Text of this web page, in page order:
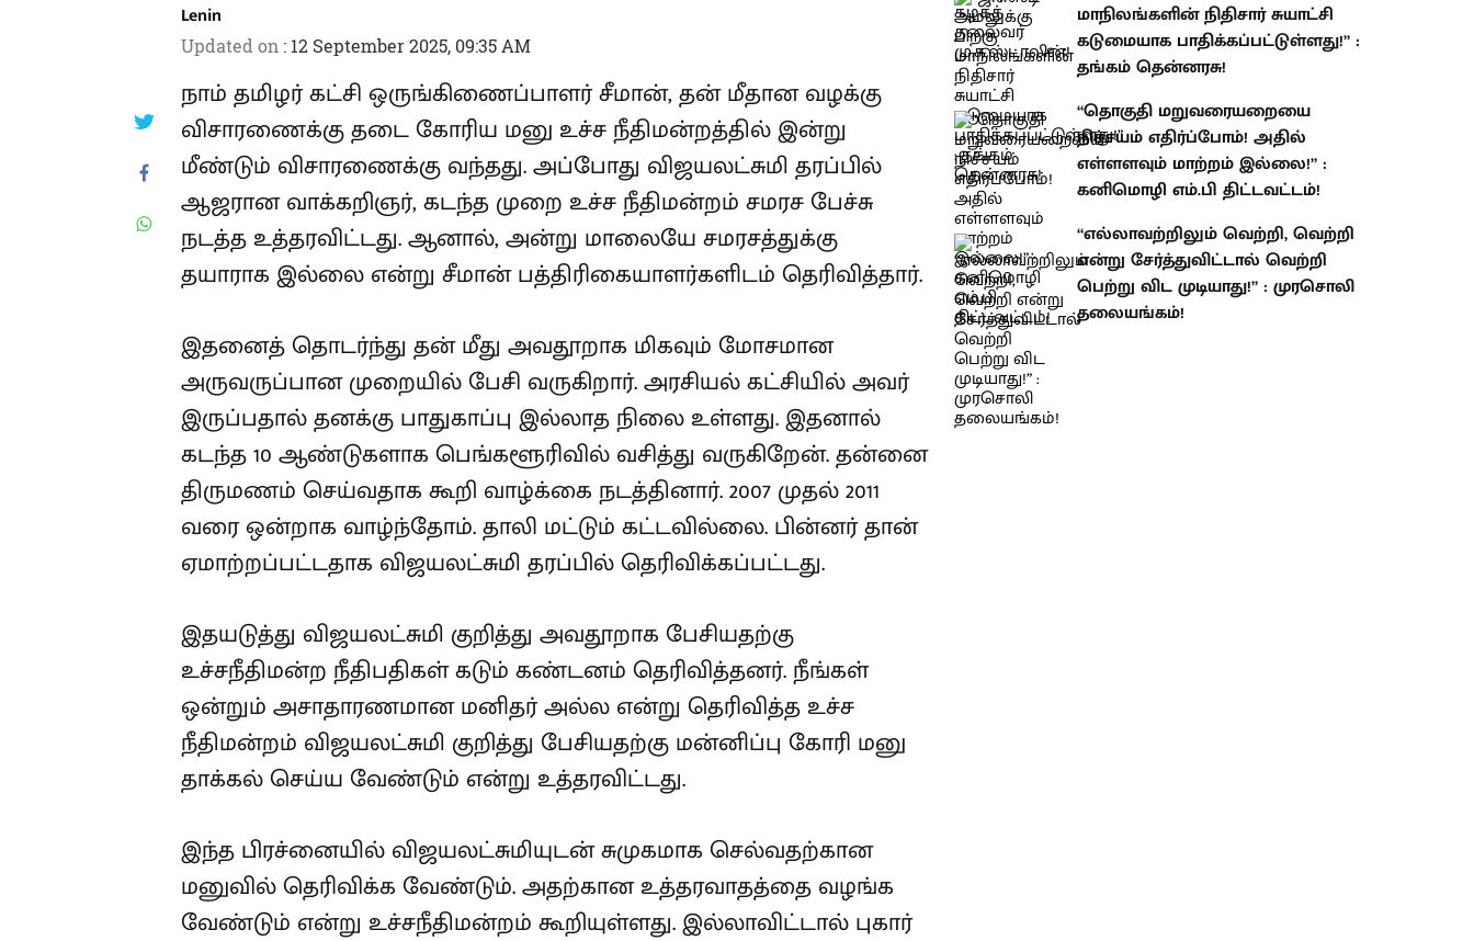
Lenin
Updated on : 12 September 2025, 09:35 AM
நாம் தமிழர் கட்சி ஒருங்கிணைப்பாளர் சீமான், தன் மீதான வழக்கு
விசாரணைக்கு தடை கோரிய மனு உச்ச நீதிமன்றத்தில் இன்று
மீண்டும் விசாரணைக்கு வந்தது. அப்போது விஜயலட்சுமி தரப்பில்
ஆஜரான வாக்கறிஞர், கடந்த முறை உச்ச நீதிமன்றம் சமரச பேச்சு
நடத்த உத்தரவிட்டது. ஆனால், அன்று மாலையே சமரசத்துக்கு
தயாராக இல்லை என்று சீமான் பத்திரிகையாளர்களிடம் தெரிவித்தார்.
இதனைத் தொடர்ந்து தன் மீது அவதூறாக மிகவும் மோசமான
அருவருப்பான முறையில் பேசி வருகிறார். அரசியல் கட்சியில் அவர்
இருப்பதால் தனக்கு பாதுகாப்பு இல்லாத நிலை உள்ளது. இதனால்
கடந்த 10 ஆண்டுகளாக பெங்களூரிவில் வசித்து வருகிறேன். தன்னை
திருமணம் செய்வதாக கூறி வாழ்க்கை நடத்தினார். 2007 முதல் 2011
வரை ஒன்றாக வாழ்ந்தோம். தாலி மட்டும் கட்டவில்லை. பின்னர் தான்
ஏமாற்றப்பட்டதாக விஜயலட்சுமி தரப்பில் தெரிவிக்கப்பட்டது.
இதயடுத்து விஜயலட்சுமி குறித்து அவதூறாக பேசியதற்கு
உச்சநீதிமன்ற நீதிபதிகள் கடும் கண்டனம் தெரிவித்தனர். நீங்கள்
ஒன்றும் அசாதாரணமான மனிதர் அல்ல என்று தெரிவித்த உச்ச
நீதிமன்றம் விஜயலட்சுமி குறித்து பேசியதற்கு மன்னிப்பு கோரி மனு
தாக்கல் செய்ய வேண்டும் என்று உத்தரவிட்டது.
இந்த பிரச்னையில் விஜயலட்சுமியுடன் சுமுகமாக செல்வதற்கான
மனுவில் தெரிவிக்க வேண்டும். அதற்கான உத்தரவாதத்தை வழங்க
வேண்டும் என்று உச்சநீதிமன்றம் கூறியுள்ளது. இல்லாவிட்டால் புகார்
மாநிலங்களின் நிதிசார் சுயாட்சி
கடுமையாக பாதிக்கப்பட்டுள்ளது!” :
தங்கம் தென்னரசு!
“தொகுதி மறுவரையறையை
நிச்சயம் எதிர்ப்போம்! அதில்
எள்ளளவும் மாற்றம் இல்லை!” :
கனிமொழி எம்.பி திட்டவட்டம்!
“எல்லாவற்றிலும் வெற்றி, வெற்றி
என்று சேர்த்துவிட்டால் வெற்றி
பெற்று விட முடியாது!” : முரசொலி
தலையங்கம்!